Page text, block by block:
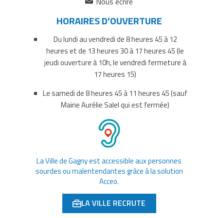
un
nouvel
onglet)
HORAIRES D'OUVERTURE
Du lundi au vendredi de 8 heures 45 à 12
heures et de 13 heures 30 à 17 heures 45 (le
jeudi ouverture à 10h, le vendredi fermeture à
17 heures 15)
Le samedi de 8 heures 45 à 11 heures 45 (sauf
Mairie Aurélie Salel qui est fermée)
La Ville de Gagny est accessible aux personnes
sourdes ou malentendantes grâce à la solution
Acceo.
LA VILLE RECRUTE
(OUVERTURE DANS UN NOUVEL ONGLET)